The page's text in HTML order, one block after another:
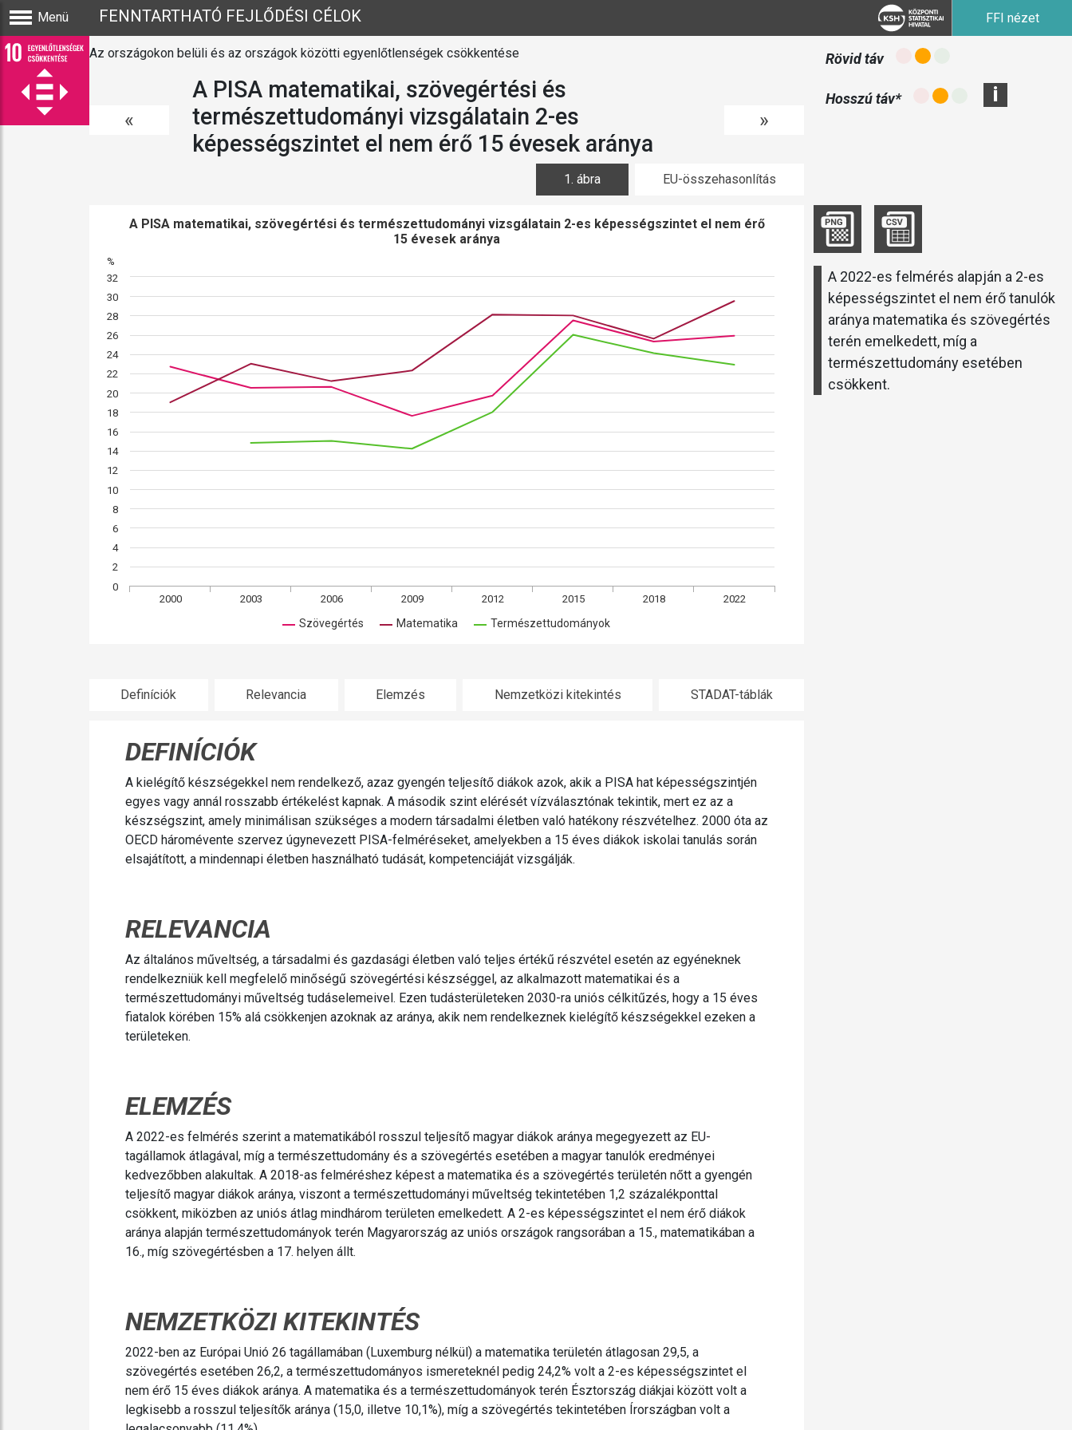
Menü FENNTARTHATÓ FEJLŐDÉSI CÉLOK FFI nézet
Az országokon belüli és az országok közötti egyenlőtlenségek csökkentése
«
A PISA matematikai, szövegértési és
természettudományi vizsgálatain 2-es
képességszintet el nem érő 15 évesek aránya
»
Rövid táv
Hosszú táv* i
1. ábra EU-összehasonlítás
%
A PISA matematikai, szövegértési és természettudományi vizsgálatain 2-es képességszintet el nem érő
15 évesek aránya
2000 2003 2006 2009 2012 2015 2018 2022
0
2
4
6
8
10
12
14
16
18
20
22
24
26
28
30
32
Szövegértés Matematika Természettudományok
A 2022-es felmérés alapján a 2-es
képességszintet el nem érő tanulók
aránya matematika és szövegértés
terén emelkedett, míg a
természettudomány esetében
csökkent.
Definíciók Relevancia Elemzés Nemzetközi kitekintés STADAT-táblák
DEFINÍCIÓK
A kielégítő készségekkel nem rendelkező, azaz gyengén teljesítő diákok azok, akik a PISA hat képességszintjén
egyes vagy annál rosszabb értékelést kapnak. A második szint elérését vízválasztónak tekintik, mert ez az a
készségszint, amely minimálisan szükséges a modern társadalmi életben való hatékony részvételhez. 2000 óta az
OECD háromévente szervez úgynevezett PISA-felméréseket, amelyekben a 15 éves diákok iskolai tanulás során
elsajátított, a mindennapi életben használható tudását, kompetenciáját vizsgálják.
RELEVANCIA
Az általános műveltség, a társadalmi és gazdasági életben való teljes értékű részvétel esetén az egyéneknek
rendelkezniük kell megfelelő minőségű szövegértési készséggel, az alkalmazott matematikai és a
természettudományi műveltség tudáselemeivel. Ezen tudásterületeken 2030-ra uniós célkitűzés, hogy a 15 éves
fiatalok körében 15% alá csökkenjen azoknak az aránya, akik nem rendelkeznek kielégítő készségekkel ezeken a
területeken.
ELEMZÉS
A 2022-es felmérés szerint a matematikából rosszul teljesítő magyar diákok aránya megegyezett az EU-
tagállamok átlagával, míg a természettudomány és a szövegértés esetében a magyar tanulók eredményei
kedvezőbben alakultak. A 2018-as felméréshez képest a matematika és a szövegértés területén nőtt a gyengén
teljesítő magyar diákok aránya, viszont a természettudományi műveltség tekintetében 1,2 százalékponttal
csökkent, miközben az uniós átlag mindhárom területen emelkedett. A 2-es képességszintet el nem érő diákok
aránya alapján természettudományok terén Magyarország az uniós országok rangsorában a 15., matematikában a
16., míg szövegértésben a 17. helyen állt.
NEMZETKÖZI KITEKINTÉS
2022-ben az Európai Unió 26 tagállamában (Luxemburg nélkül) a matematika területén átlagosan 29,5, a
szövegértés esetében 26,2, a természettudományos ismereteknél pedig 24,2% volt a 2-es képességszintet el
nem érő 15 éves diákok aránya. A matematika és a természettudományok terén Észtország diákjai között volt a
legkisebb a rosszul teljesítők aránya (15,0, illetve 10,1%), míg a szövegértés tekintetében Írországban volt a